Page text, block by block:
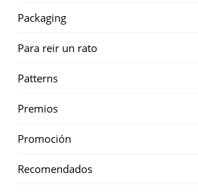
Packaging
Para reir un rato
Patterns
Premios
Promoción
Recomendados